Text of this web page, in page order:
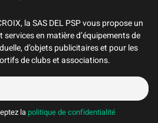
la SAS DEL PSP vous propose un
en matière d’équipements de
d’objets publicitaires et pour les
de clubs et associations.
la politique de confidentialité